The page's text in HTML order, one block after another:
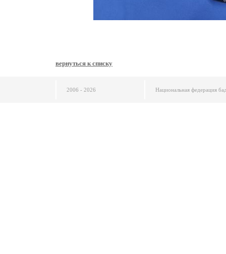
вернуться к списку
2006 - 2026 Национальная федерация